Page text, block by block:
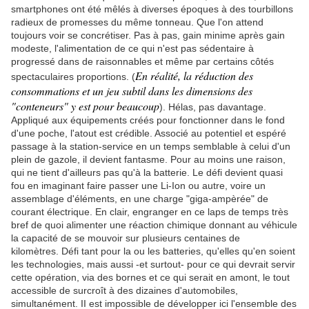
smartphones ont été mêlés à diverses époques à des tourbillons
radieux de promesses du même tonneau. Que l'on attend
toujours voir se concrétiser. Pas à pas, gain minime après gain
modeste, l'alimentation de ce qui n'est pas sédentaire à
progressé dans de raisonnables et même par certains côtés
spectaculaires proportions. (En réalité, la réduction des
consommations et un jeu subtil dans les dimensions des
"conteneurs" y est pour beaucoup). Hélas, pas davantage.
Appliqué aux équipements créés pour fonctionner dans le fond
d'une poche, l'atout est crédible. Associé au potentiel et espéré
passage à la station-service en un temps semblable à celui d'un
plein de gazole, il devient fantasme. Pour au moins une raison,
qui ne tient d'ailleurs pas qu'à la batterie. Le défi devient quasi
fou en imaginant faire passer une Li-Ion ou autre, voire un
assemblage d'éléments, en une charge "giga-ampèrée" de
courant électrique. En clair, engranger en ce laps de temps très
bref de quoi alimenter une réaction chimique donnant au véhicule
la capacité de se mouvoir sur plusieurs centaines de
kilomètres. Défi tant pour la ou les batteries, qu'elles qu'en soient
les technologies, mais aussi -et surtout- pour ce qui devrait servir
cette opération, via des bornes et ce qui serait en amont, le tout
accessible de surcroît à des dizaines d'automobiles,
simultanément. II est impossible de développer ici l'ensemble des